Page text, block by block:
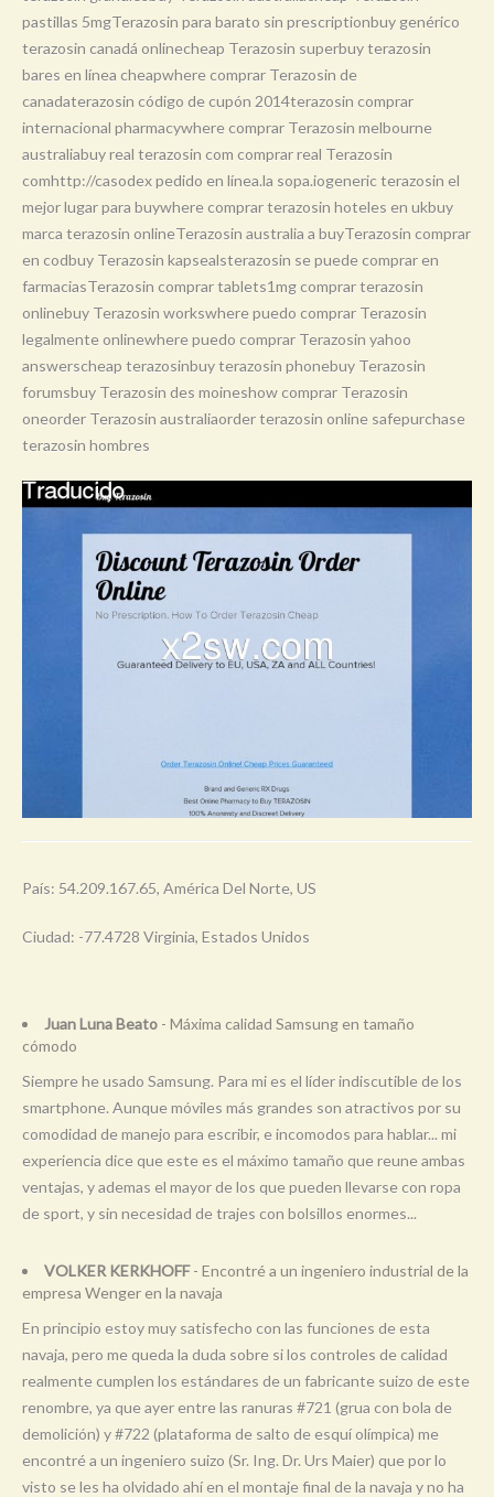
pastillas 5mgTerazosin para barato sin prescriptionbuy genérico
terazosin canadá onlinecheap Terazosin superbuy terazosin
bares en línea cheapwhere comprar Terazosin de
canadaterazosin código de cupón 2014terazosin comprar
internacional pharmacywhere comprar Terazosin melbourne
australiabuy real terazosin com comprar real Terazosin
comhttp://casodex pedido en línea.la sopa.iogeneric terazosin el
mejor lugar para buywhere comprar terazosin hoteles en ukbuy
marca terazosin onlineTerazosin australia a buyTerazosin comprar
en codbuy Terazosin kapsealsterazosin se puede comprar en
farmaciasTerazosin comprar tablets1mg comprar terazosin
onlinebuy Terazosin workswhere puedo comprar Terazosin
legalmente onlinewhere puedo comprar Terazosin yahoo
answerscheap terazosinbuy terazosin phonebuy Terazosin
forumsbuy Terazosin des moineshow comprar Terazosin
oneorder Terazosin australiaorder terazosin online safepurchase
terazosin hombres
País: 54.209.167.65, América Del Norte, US
Ciudad: -77.4728 Virginia, Estados Unidos
Juan Luna Beato - Máxima calidad Samsung en tamaño
cómodo
Siempre he usado Samsung. Para mi es el líder indiscutible de los
smartphone. Aunque móviles más grandes son atractivos por su
comodidad de manejo para escribir, e incomodos para hablar... mi
experiencia dice que este es el máximo tamaño que reune ambas
ventajas, y ademas el mayor de los que pueden llevarse con ropa
de sport, y sin necesidad de trajes con bolsillos enormes...
VOLKER KERKHOFF- Encontré a un ingeniero industrial de la
empresa Wenger en la navaja
En principio estoy muy satisfecho con las funciones de esta
navaja, pero me queda la duda sobre si los controles de calidad
realmente cumplen los estándares de un fabricante suizo de este
renombre, ya que ayer entre las ranuras #721 (grua con bola de
demolición) y #722 (plataforma de salto de esquí olímpica) me
encontré a un ingeniero suizo (Sr. Ing. Dr. Urs Maier) que por lo
visto se les ha olvidado ahí en el montaje final de la navaja y no ha